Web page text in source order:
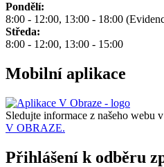
Pondělí:
8:00 - 12:00, 13:00 - 18:00
Středa:
8:00 - 12:00, 13:00 - 15:00
Mobilní aplikace
Sledujte informace z našeho webu v
V OBRAZE.
Přihlášení k odběru